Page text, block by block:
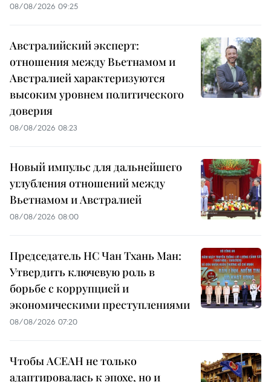
08/08/2026 09:25
Австралийский эксперт:
отношения между Вьетнамом и
Австралией характеризуются
высоким уровнем политического
доверия
08/08/2026 08:23
Новый импульс для дальнейшего
углубления отношений между
Вьетнамом и Австралией
08/08/2026 08:00
Председатель НС Чан Тхань Ман:
Утвердить ключевую роль в
борьбе с коррупцией и
экономическими преступлениями
08/08/2026 07:20
Чтобы АСЕАН не только
адаптировалась к эпохе, но и